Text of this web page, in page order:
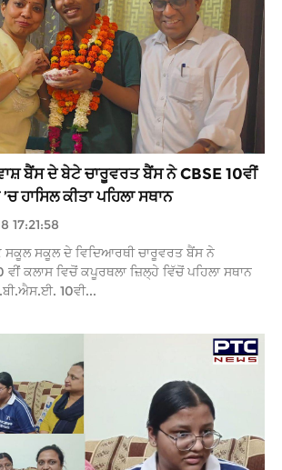
ਬੈਂਸ ਦੇ ਬੇਟੇ ਚਾਰੂਵਰਤ ਬੈਂਸ ਨੇ CBSE 10ਵੀਂ
ਹਾਸਿਲ ਕੀਤਾ ਪਹਿਲਾ ਸਥਾਨ
17:21:58
ਸਕੂਲ ਦੇ ਵਿਦਿਆਰਥੀ ਚਾਰੂਵਰਤ ਬੈਂਸ ਨੇ
ਵੀਂ ਕਲਾਸ ਵਿਚੋਂ ਕਪੂਰਥਲਾ ਜ਼ਿਲ੍ਹੇ ਵਿੱਚੋਂ ਪਹਿਲਾ ਸਥਾਨ
10ਵੀ...